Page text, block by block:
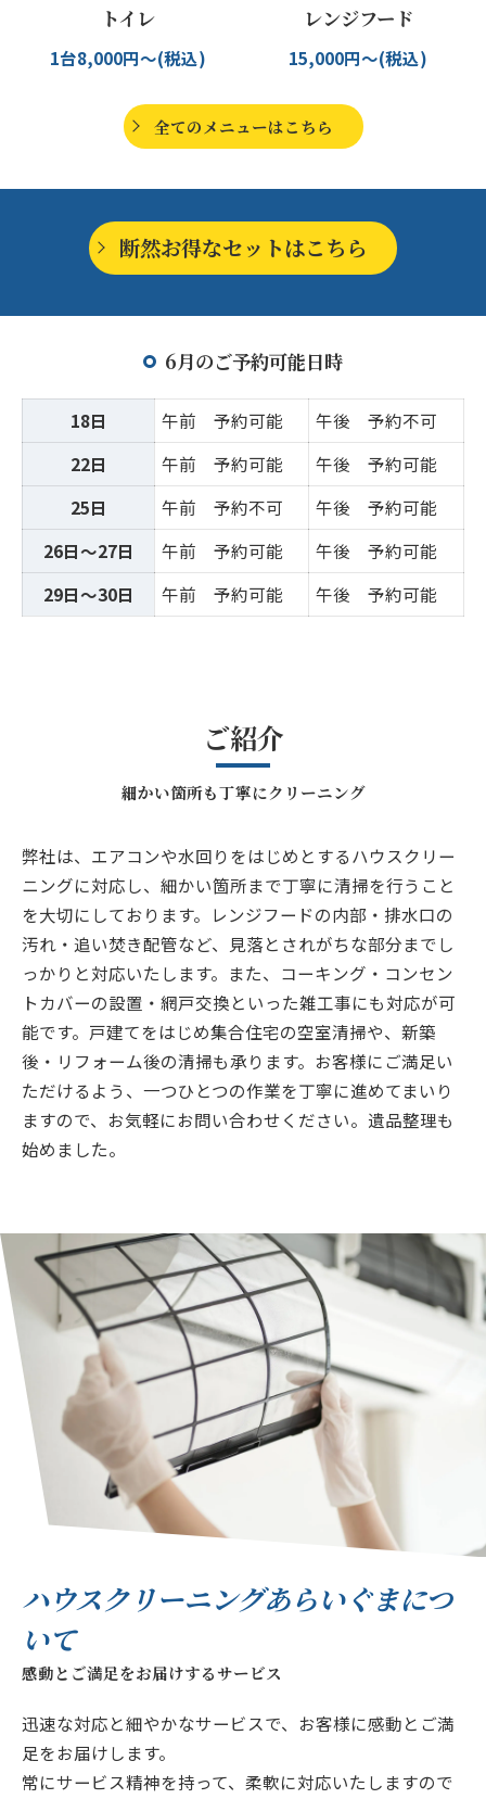
トイレ
1台8,000円～(税込)
レンジフード
15,000円～(税込)
全てのメニューはこちら
断然お得なセットはこちら
6月のご予約可能日時
18日 午前 予約可能
午後 予約不可
22日
午前 予約可能
午後 予約可能
25日
午前 予約不可
午後 予約可能
26日～27日
午前 予約可能
午後 予約可能
29日～30日
午前 予約可能 午後 予約可能
細かい箇所も丁寧にクリーニング
ご紹介
弊社は、エアコンや水回りをはじめとするハウスクリー
ニングに対応し、細かい箇所まで丁寧に清掃を行うこと
を大切にしております。レンジフードの内部・排水口の
汚れ・追い焚き配管など、見落とされがちな部分までし
っかりと対応いたします。また、コーキング・コンセン
トカバーの設置・網戸交換といった雑工事にも対応が可
能です。戸建てをはじめ集合住宅の空室清掃や、新築
後・リフォーム後の清掃も承ります。お客様にご満足い
ただけるよう、一つひとつの作業を丁寧に進めてまいり
ますので、お気軽にお問い合わせください。遺品整理も
始めました。
ハウスクリーニングあらいぐまにつ
いて
感動とご満足をお届けするサービス
迅速な対応と細やかなサービスで、お客様に感動とご満
足をお届けします。
常にサービス精神を持って、柔軟に対応いたしますので